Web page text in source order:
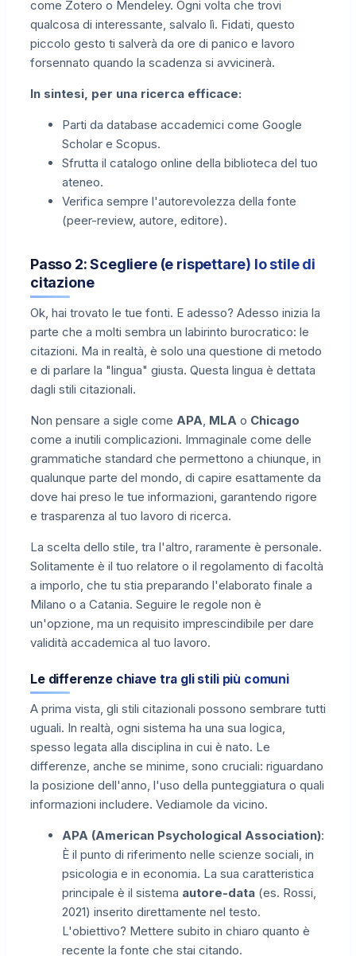
come Zotero o Mendeley. Ogni volta che trovi
qualcosa di interessante, salvalo lì. Fidati, questo
piccolo gesto ti salverà da ore di panico e lavoro
forsennato quando la scadenza si avvicinerà.
In sintesi, per una ricerca efficace:
Parti da database accademici come Google
Scholar e Scopus.
Sfrutta il catalogo online della biblioteca del tuo
ateneo.
Verifica sempre l'autorevolezza della fonte
(peer-review, autore, editore).
Passo 2: Scegliere (e rispettare) lo stile di
citazione
Ok, hai trovato le tue fonti. E adesso? Adesso inizia la
parte che a molti sembra un labirinto burocratico: le
citazioni. Ma in realtà, è solo una questione di metodo
e di parlare la "lingua" giusta. Questa lingua è dettata
dagli stili citazionali.
Non pensare a sigle come APA, MLA o Chicago
come a inutili complicazioni. Immaginale come delle
grammatiche standard che permettono a chiunque, in
qualunque parte del mondo, di capire esattamente da
dove hai preso le tue informazioni, garantendo rigore
e trasparenza al tuo lavoro di ricerca.
La scelta dello stile, tra l'altro, raramente è personale.
Solitamente è il tuo relatore o il regolamento di facoltà
a imporlo, che tu stia preparando l'elaborato finale a
Milano o a Catania. Seguire le regole non è
un'opzione, ma un requisito imprescindibile per dare
validità accademica al tuo lavoro.
Le differenze chiave tra gli stili più comuni
A prima vista, gli stili citazionali possono sembrare tutti
uguali. In realtà, ogni sistema ha una sua logica,
spesso legata alla disciplina in cui è nato. Le
differenze, anche se minime, sono cruciali: riguardano
la posizione dell'anno, l'uso della punteggiatura o quali
informazioni includere. Vediamole da vicino.
APA (American Psychological Association):
È il punto di riferimento nelle scienze sociali, in
psicologia e in economia. La sua caratteristica
principale è il sistema autore-data (es. Rossi,
2021) inserito direttamente nel testo.
L'obiettivo? Mettere subito in chiaro quanto è
recente la fonte che stai citando.